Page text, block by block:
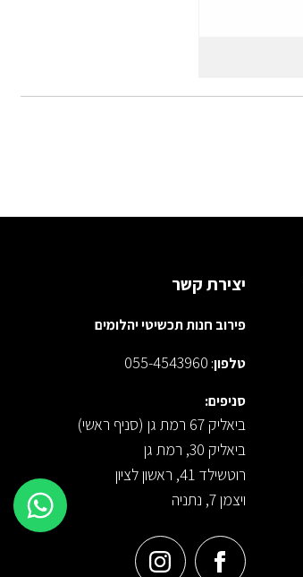
יצירת קשר
פירוב חנות תכשיטי יהלומים
טלפון:
055-4543960
סניפים:
ביאליק 67 רמת גן (סניף ראשי)
ביאליק 30, רמת גן
רוטשילד 41, ראשון לציון
ויצמן 7, נתניה